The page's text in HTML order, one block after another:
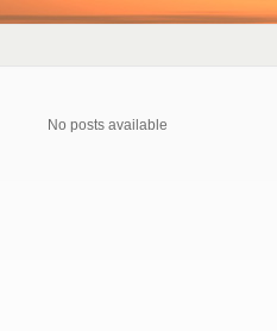
No posts available